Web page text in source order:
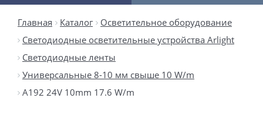
Главная Каталог
Осветительное оборудование
Светодиодные осветительные устройства Arlight
Светодиодные ленты
Универсальные 8-10 мм свыше 10 W/m
A192 24V 10mm 17.6 W/m